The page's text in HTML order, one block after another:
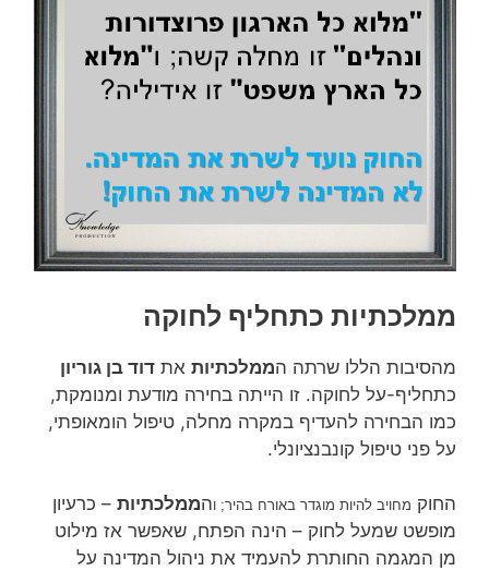
ממלכתיות כתחליף לחוקה
מהסיבות הללו שרתה הממלכתיות את דוד בן גוריון
כתחליף-על לחוקה. זו הייתה בחירה מודעת ומנומקת,
כמו הבחירה להעדיף במקרה מחלה, טיפול הומאופתי,
על פני טיפול קונבנציונלי.
החוק מחויב להיות מוגדר באורח בהיר; והממלכתיות – כרעיון
מופשט שמעל לחוק – הינה הפתח, שאפשר אז מילוט
מן המגמה החותרת להעמיד את ניהול המדינה על